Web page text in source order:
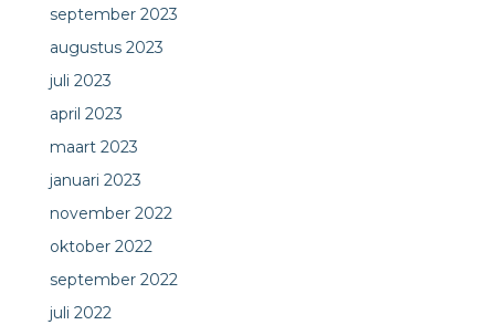
september 2023
augustus 2023
juli 2023
april 2023
maart 2023
januari 2023
november 2022
oktober 2022
september 2022
juli 2022